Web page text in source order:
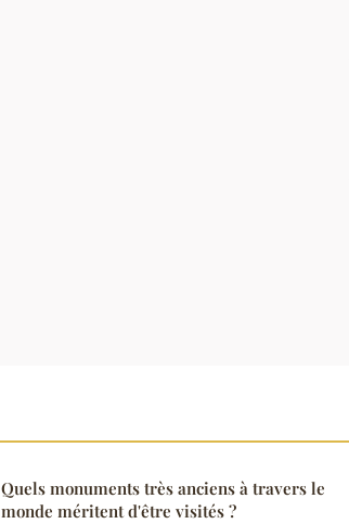
Quels monuments très anciens à travers le
monde méritent d'être visités ?